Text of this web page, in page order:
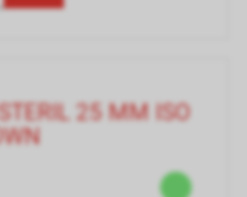
25 MM ISO